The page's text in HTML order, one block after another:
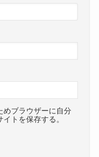
めブラウザーに自分
トを保存する。